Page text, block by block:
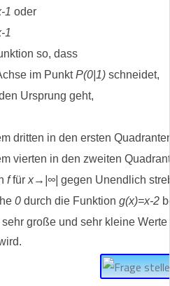
1 oder
1
so, dass
im PunktP(0|1) schneidet,
Ursprung geht,
dritten in den ersten
vierten in den zweiten
ffür x→|∞| gegen Unendlich
0 durch die Funktion g(x)=x-2
große und sehr kleine